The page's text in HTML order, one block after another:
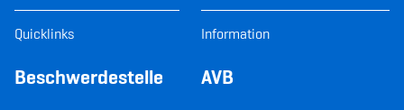
Quicklinks
Beschwerdestelle
Information
AVB